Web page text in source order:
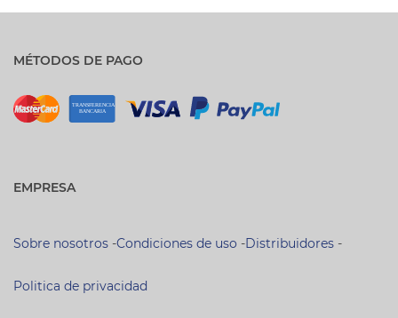
MÉTODOS DE PAGO
EMPRESA
Sobre nosotros -Condiciones de uso -Distribuidores -
Politica de privacidad